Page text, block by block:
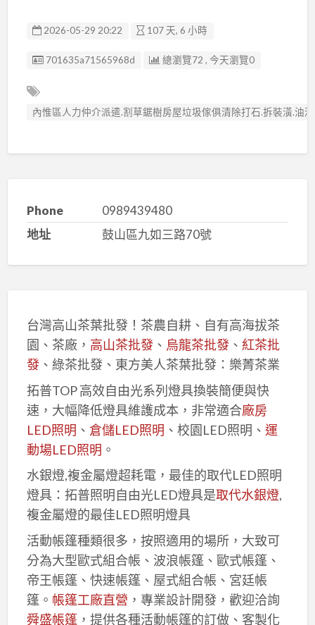
2026-05-29 20:22 107 天, 6 小時
廣告编號
701635a71565968d 總瀏覽72 , 今天瀏覽0
內惟區人力仲介派遣.割草鋸樹房屋垃圾傢俱清除打石.拆裝潢.油
Phone
0989439480
地址
鼓山區九如三路70號
台灣高山茶葉批發！茶農自耕、自有高海拔茶
園、茶廠， 高山茶批發、 烏龍茶批發、 紅茶批
發、綠茶批發、東方美人茶葉批發：樂菁茶業
拓普TOP 高效自由光系列燈具換裝簡便與快
速，大幅降低燈具維護成本，非常適合廠房
LED照明 、 倉儲LED照明 、校園LED照明、 運
動場LED照明 。
水銀燈,複金屬燈超耗電，最佳的取代LED照明
燈具：拓普照明自由光LED燈具是取代水銀燈,
複金屬燈的最佳LED照明燈具
活動帳篷種類很多，按照適用的場所，大致可
分為大型歐式組合帳、波浪帳篷、歐式帳篷、
帝王帳篷、快速帳篷、屋式組合帳、宮廷帳
篷。 帳篷工廠直營 ，專業設計開發，歡迎洽詢
舜盛帳篷，提供各種活動帳篷的訂做、客製化